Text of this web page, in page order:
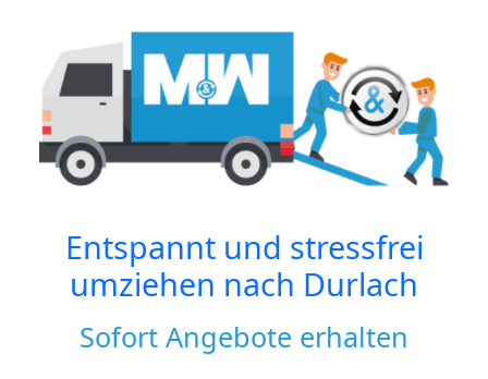
Entspannt und stressfrei
umziehen nach Durlach
Sofort Angebote erhalten